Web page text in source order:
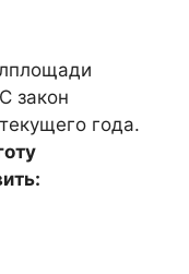
закон
года.